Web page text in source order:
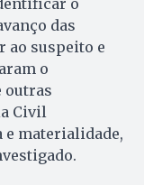
o
das
ao suspeito e
o
outras
Civil
materialidade,